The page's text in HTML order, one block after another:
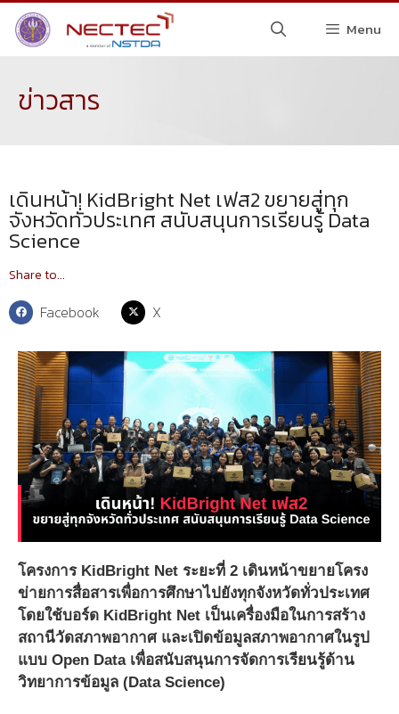
Menu
ข่าวสาร
เดินหน้า! KidBright Net เฟส2 ขยายสู่ทุก
จังหวัดทั่วประเทศ สนับสนุนการเรียนรู้ Data
Science
Share to...
Facebook X
โครงการ KidBright Net ระยะที่ 2 เดินหน้าขยายโครง
ข่ายการสื่อสารเพื่อการศึกษาไปยังทุกจังหวัดทั่วประเทศ
โดยใช้บอร์ด KidBright Net เป็นเครื่องมือในการสร้าง
สถานีวัดสภาพอากาศ และเปิดข้อมูลสภาพอากาศในรูป
แบบ Open Data เพื่อสนับสนุนการจัดการเรียนรู้ด้าน
วิทยาการข้อมูล (Data Science)